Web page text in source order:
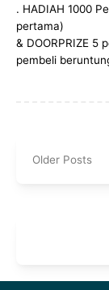
. HADIAH 1000
pertama)
& DOORPRIZE 5
pembeli
Older Posts